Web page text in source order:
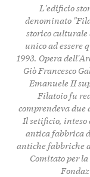
L'edificio
denominato
storico
unico ad essere
1993. Opera
Giò Francesco
Emanuele II
Filatoio fu
comprendeva
Il setificio, inteso
antica fabbrica
antiche fabbriche
Comitato per